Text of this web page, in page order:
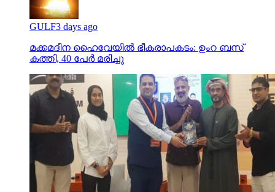
GULF3 days ago
മക്കമദീന ഹൈവേയില്‍ ഭീകരാപകടം: ഉംറ ബസ്
കത്തി, 40 പേര്‍ മരിച്ചു